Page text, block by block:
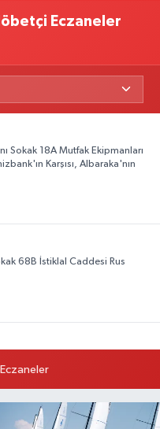
Eczaneler
Sokak 18A Mutfak Ekipmanları
Karşısı, Albaraka'nın
68B İstiklal Caddesi Rus